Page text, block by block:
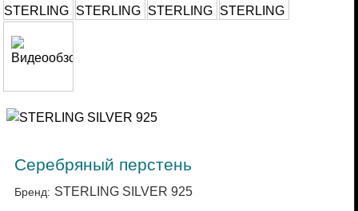
Серебряный перстень
Бренд: STERLING SILVER 925